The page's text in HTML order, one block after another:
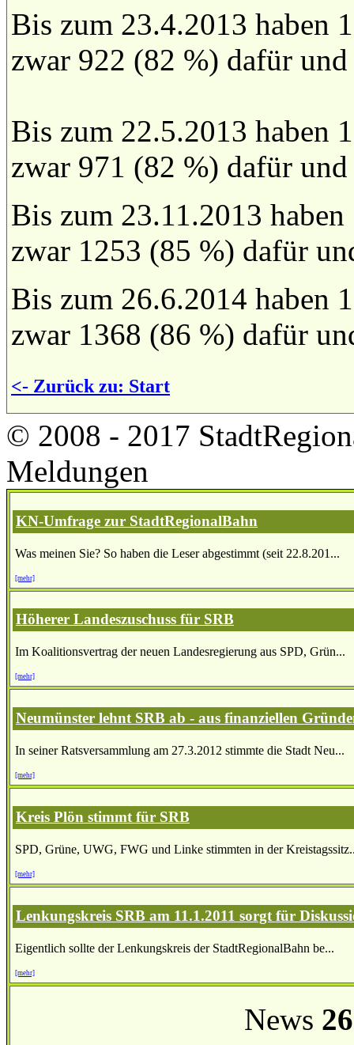
Bis zum 23.4.2013 haben
zwar 922 (82 %) dafür
Bis zum 22.5.2013 haben
zwar 971 (82 %) dafür
Bis zum 23.11.2013
zwar 1253 (85 %) dafür
Bis zum 26.6.2014 haben
zwar 1368 (86 %) dafür
<- Zurück zu: Start
© 2008 - 2017
Meldungen
KN-Umfrage zur StadtRegionalBahn
Was meinen Sie? So haben die Leser abgestimmt (seit 22.8.201...
[mehr]
Höherer Landeszuschuss für SRB
Im Koalitionsvertrag der neuen Landesregierung aus SPD, Grün...
[mehr]
Neumünster lehnt SRB ab - aus finanziellen
In seiner Ratsversammlung am 27.3.2012 stimmte die Stadt Neu...
[mehr]
Kreis Plön stimmt für SRB
SPD, Grüne, UWG, FWG und Linke stimmten in der
[mehr]
Lenkungskreis SRB am 11.1.2011 sorgt für
Eigentlich sollte der Lenkungskreis der StadtRegionalBahn be...
[mehr]
News